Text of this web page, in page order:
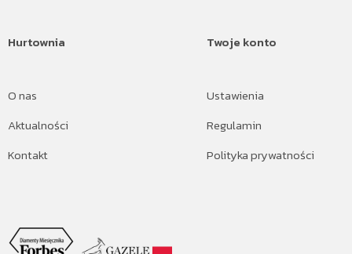
Hurtownia
O nas
Aktualności
Kontakt
Twoje konto
Ustawienia
Regulamin
Polityka prywatności